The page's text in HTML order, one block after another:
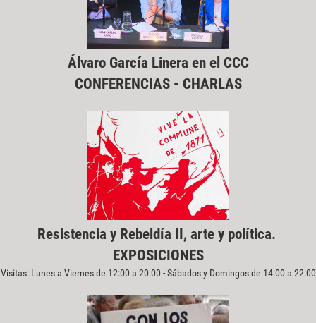
Álvaro García Linera en el CCC
CONFERENCIAS - CHARLAS
Resistencia y Rebeldía II, arte y política.
EXPOSICIONES
Visitas: Lunes a Viernes de 12:00 a 20:00 - Sábados y Domingos de 14:00 a 22:00